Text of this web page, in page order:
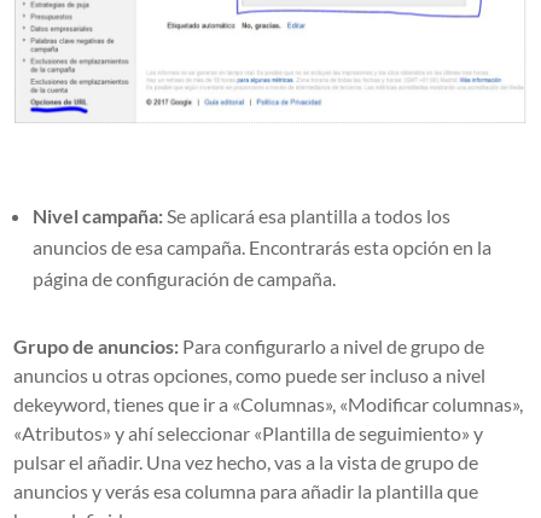
Nivel campaña:Se aplicará esa plantilla a todos los
anuncios de esa campaña. Encontrarás esta opción en la
página de configuración de campaña.
Grupo de anuncios: Para configurarlo a nivel de grupo de
anuncios u otras opciones, como puede ser incluso a nivel
dekeyword, tienes que ir a «Columnas», «Modificar columnas»,
«Atributos» y ahí seleccionar «Plantilla de seguimiento» y
pulsar el añadir. Una vez hecho, vas a la vista de grupo de
anuncios y verás esa columna para añadir la plantilla que